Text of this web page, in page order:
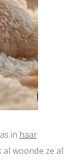
in haar
al woonde ze al